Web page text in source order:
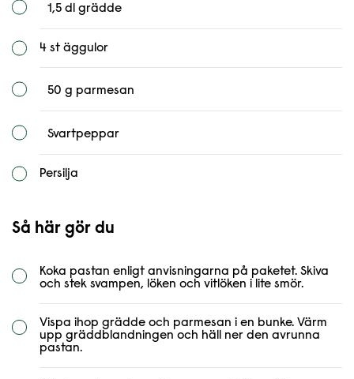
1,5 dl grädde
4 st äggulor
50 g parmesan
Svartpeppar
Persilja
Så här gör du
Koka pastan enligt anvisningarna på paketet. Skiva
och stek svampen, löken och vitlöken i lite smör.
Vispa ihop grädde och parmesan i en bunke. Värm
upp gräddblandningen och häll ner den avrunna
pastan.